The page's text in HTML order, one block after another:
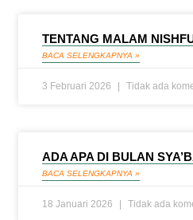
TENTANG MALAM
BACA SELENGKAPNYA »
3 Februari 2026 Tidak ada
ADA APA DI BULAN
BACA SELENGKAPNYA »
18 Januari 2026 Tidak ada